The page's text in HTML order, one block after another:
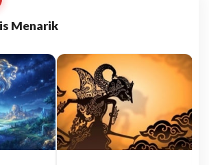
Menarik